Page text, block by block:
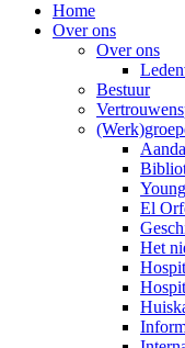
Home
Over ons
Over ons
Bestuur
El
Het